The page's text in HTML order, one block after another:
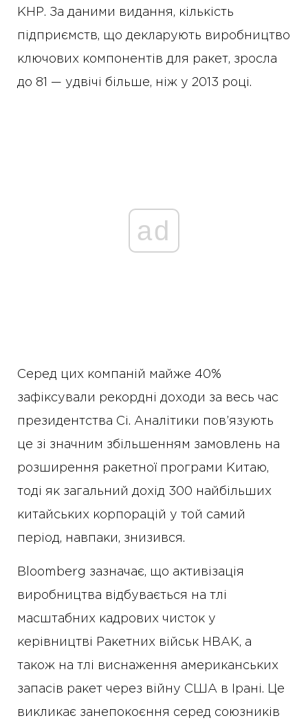
КНР. За даними видання, кількість
підприємств, що декларують виробництво
ключових компонентів для ракет, зросла
до 81 — удвічі більше, ніж у 2013 році.
ad
Серед цих компаній майже 40%
зафіксували рекордні доходи за весь час
президентства Сі. Аналітики пов’язують
це зі значним збільшенням замовлень на
розширення ракетної програми Китаю,
тоді як загальний дохід 300 найбільших
китайських корпорацій у той самий
період, навпаки, знизився.
Bloomberg зазначає, що активізація
виробництва відбувається на тлі
масштабних кадрових чисток у
керівництві Ракетних військ НВАК, а
також на тлі виснаження американських
запасів ракет через війну США в Ірані. Це
викликає занепокоєння серед союзників